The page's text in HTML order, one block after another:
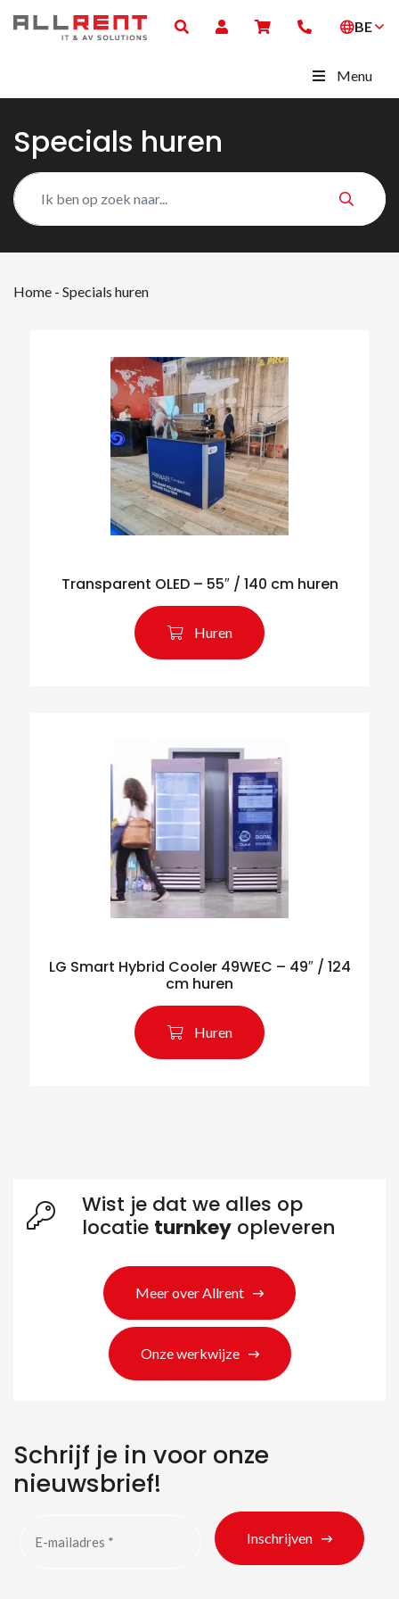
BE
Menu
Specials huren
Home - Specials huren
Transparent OLED – 55″ / 140 cm huren
Huren
LG Smart Hybrid Cooler 49WEC – 49″ / 124
cm huren
Huren
Wist je dat we alles op
locatie turnkey opleveren
Meer over Allrent
Onze werkwijze
Schrijf je in voor onze
nieuwsbrief!
Inschrijven